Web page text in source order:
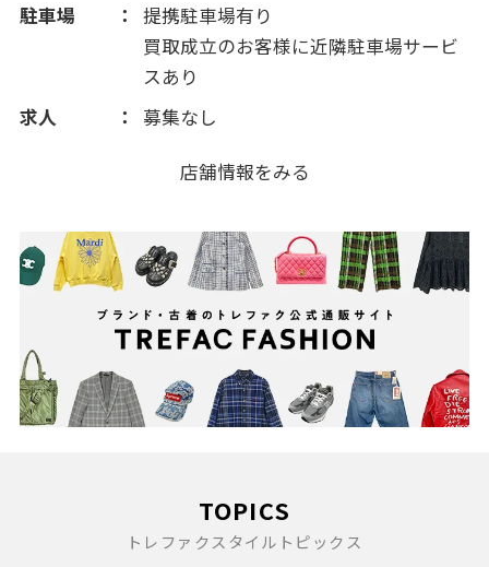
2010(256)
2009(1024)
駐車場
提携駐車場有り
買取成立のお客様に近隣駐車場サービ
スあり
求人
募集なし
店舗情報をみる
TOPICS
トレファクスタイルトピックス